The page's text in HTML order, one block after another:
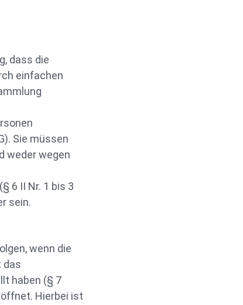
dass die
einfachen
Sie müssen
weder wegen
6 II Nr. 1 bis 3
sein.
wenn die
das
haben (§ 7
Hierbei ist